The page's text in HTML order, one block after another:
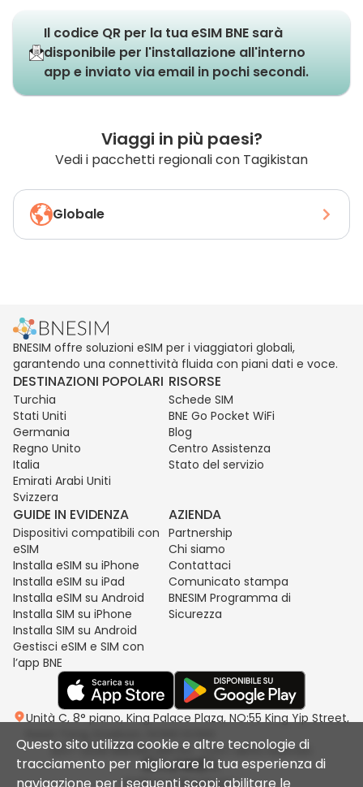
Il codice QR per la tua eSIM BNE sarà
disponibile per l'installazione all'interno
app e inviato via email in pochi secondi.
Viaggi in più paesi?
Vedi i pacchetti regionali con Tagikistan
Globale
BNESIM offre soluzioni eSIM per i viaggiatori globali,
garantendo una connettività fluida con piani dati e voce.
DESTINAZIONI POPOLARI
Turchia
Stati Uniti
Germania
Regno Unito
Italia
Emirati Arabi Uniti
Svizzera
RISORSE
Schede SIM
BNE Go Pocket WiFi
Blog
Centro Assistenza
Stato del servizio
GUIDE IN EVIDENZA
Dispositivi compatibili con
eSIM
Installa eSIM su iPhone
Installa eSIM su iPad
Installa eSIM su Android
Installa SIM su iPhone
Installa SIM su Android
Gestisci eSIM e SIM con
l’app BNE
AZIENDA
Partnership
Chi siamo
Contattaci
Comunicato stampa
BNESIM Programma di
Sicurezza
Unità C, 8° piano, King Palace Plaza, NO:55 King Yip Street,
2017-2026 BNESIM LIMITED. Tutti i diritti riservati.
Politica sulla privacy
Questo sito utilizza cookie e altre tecnologie di
tracciamento per migliorare la tua esperienza di